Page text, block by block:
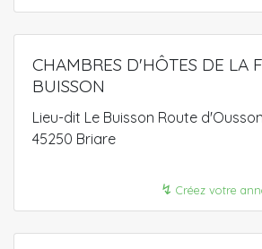
CHAMBRES D'HÔTES DE LA
BUISSON
Lieu-dit Le Buisson Route d'Ousson
45250 Briare
↯ Créez votre